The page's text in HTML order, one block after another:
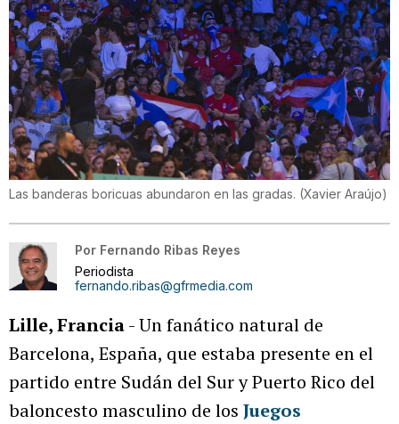
Las banderas boricuas abundaron en las gradas. (Xavier Araújo)
Por Fernando Ribas Reyes
Periodista
fernando.ribas@gfrmedia.com
Lille, Francia- Un fanático natural de
Barcelona, España, que estaba presente en el
partido entre Sudán del Sur y Puerto Rico del
baloncesto masculino de los Juegos